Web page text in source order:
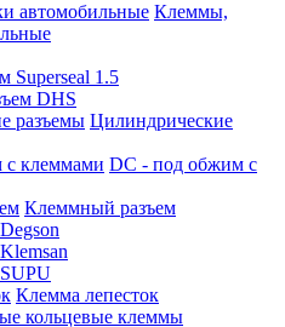
Клеммы,
Superseal 1.5
DHS
Цилиндрические
DC - под обжим с
Клеммный разъем
Клемма лепесток